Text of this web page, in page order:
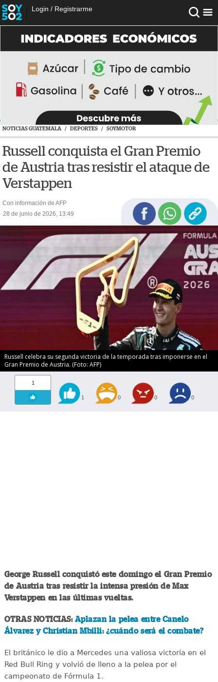
Login / Registrarme
NOTICIAS GUATEMALA / DEPORTES / SOYMOTOR
Russell conquista el Gran Premio
de Austria tras resistir el ataque de
Verstappen
Con información de AFP
28 de junio de 2026, 13:49
Russell celebra su segunda victoria de la temporada tras imponerse en el
Gran Premio de Austria. (Foto: AFP)
1
1 0 0 0
George Russell conquistó este domingo el Gran Premio
de Austria tras resistir la intensa presión de Max
Verstappen en las últimas vueltas.
OTRAS NOTICIAS: Aplazan la pelea entre Canelo
Álvarez y Christian Mbilli: ¿cuándo será el combate?
El británico le dio a Mercedes una valiosa victoria en el
Red Bull Ring y volvió de lleno a la pelea por el
campeonato de Fórmula 1.